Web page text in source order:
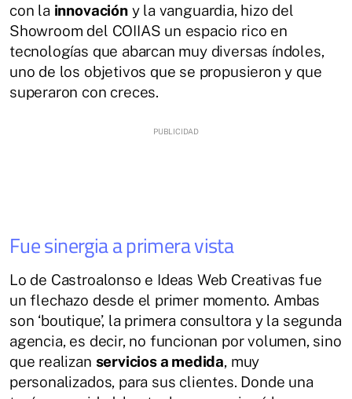
con la innovacióny la vanguardia, hizo del
Showroom del COIIAS un espacio rico en
tecnologías que abarcan muy diversas índoles,
uno de los objetivos que se propusieron y que
superaron con creces.
Fue sinergia a primera vista
Lo de Castroalonso e Ideas Web Creativas fue
un flechazo desde el primer momento. Ambas
son ‘boutique’, la primera consultora y la segunda
agencia, es decir, no funcionan por volumen, sino
que realizan servicios a medida, muy
personalizados, para sus clientes. Donde una